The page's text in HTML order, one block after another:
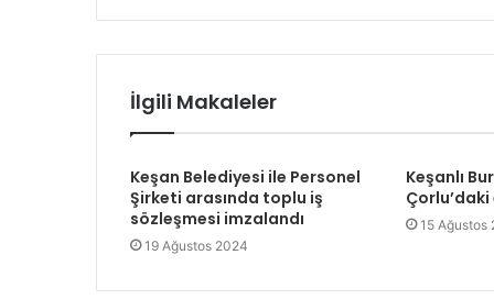
i
İlgili Makaleler
Keşan Belediyesi ile Personel
Şirketi arasında toplu iş
sözleşmesi imzalandı
19 Ağustos 2024
Keşanlı
15 Ağustos